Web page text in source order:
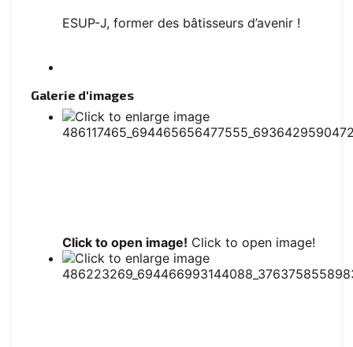
ESUP-J, former des bâtisseurs d’avenir !
Galerie d'images
Click to open image! Click to open image!